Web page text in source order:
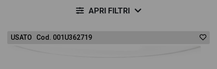
APRI FILTRI
USATO Cod. 001U362719